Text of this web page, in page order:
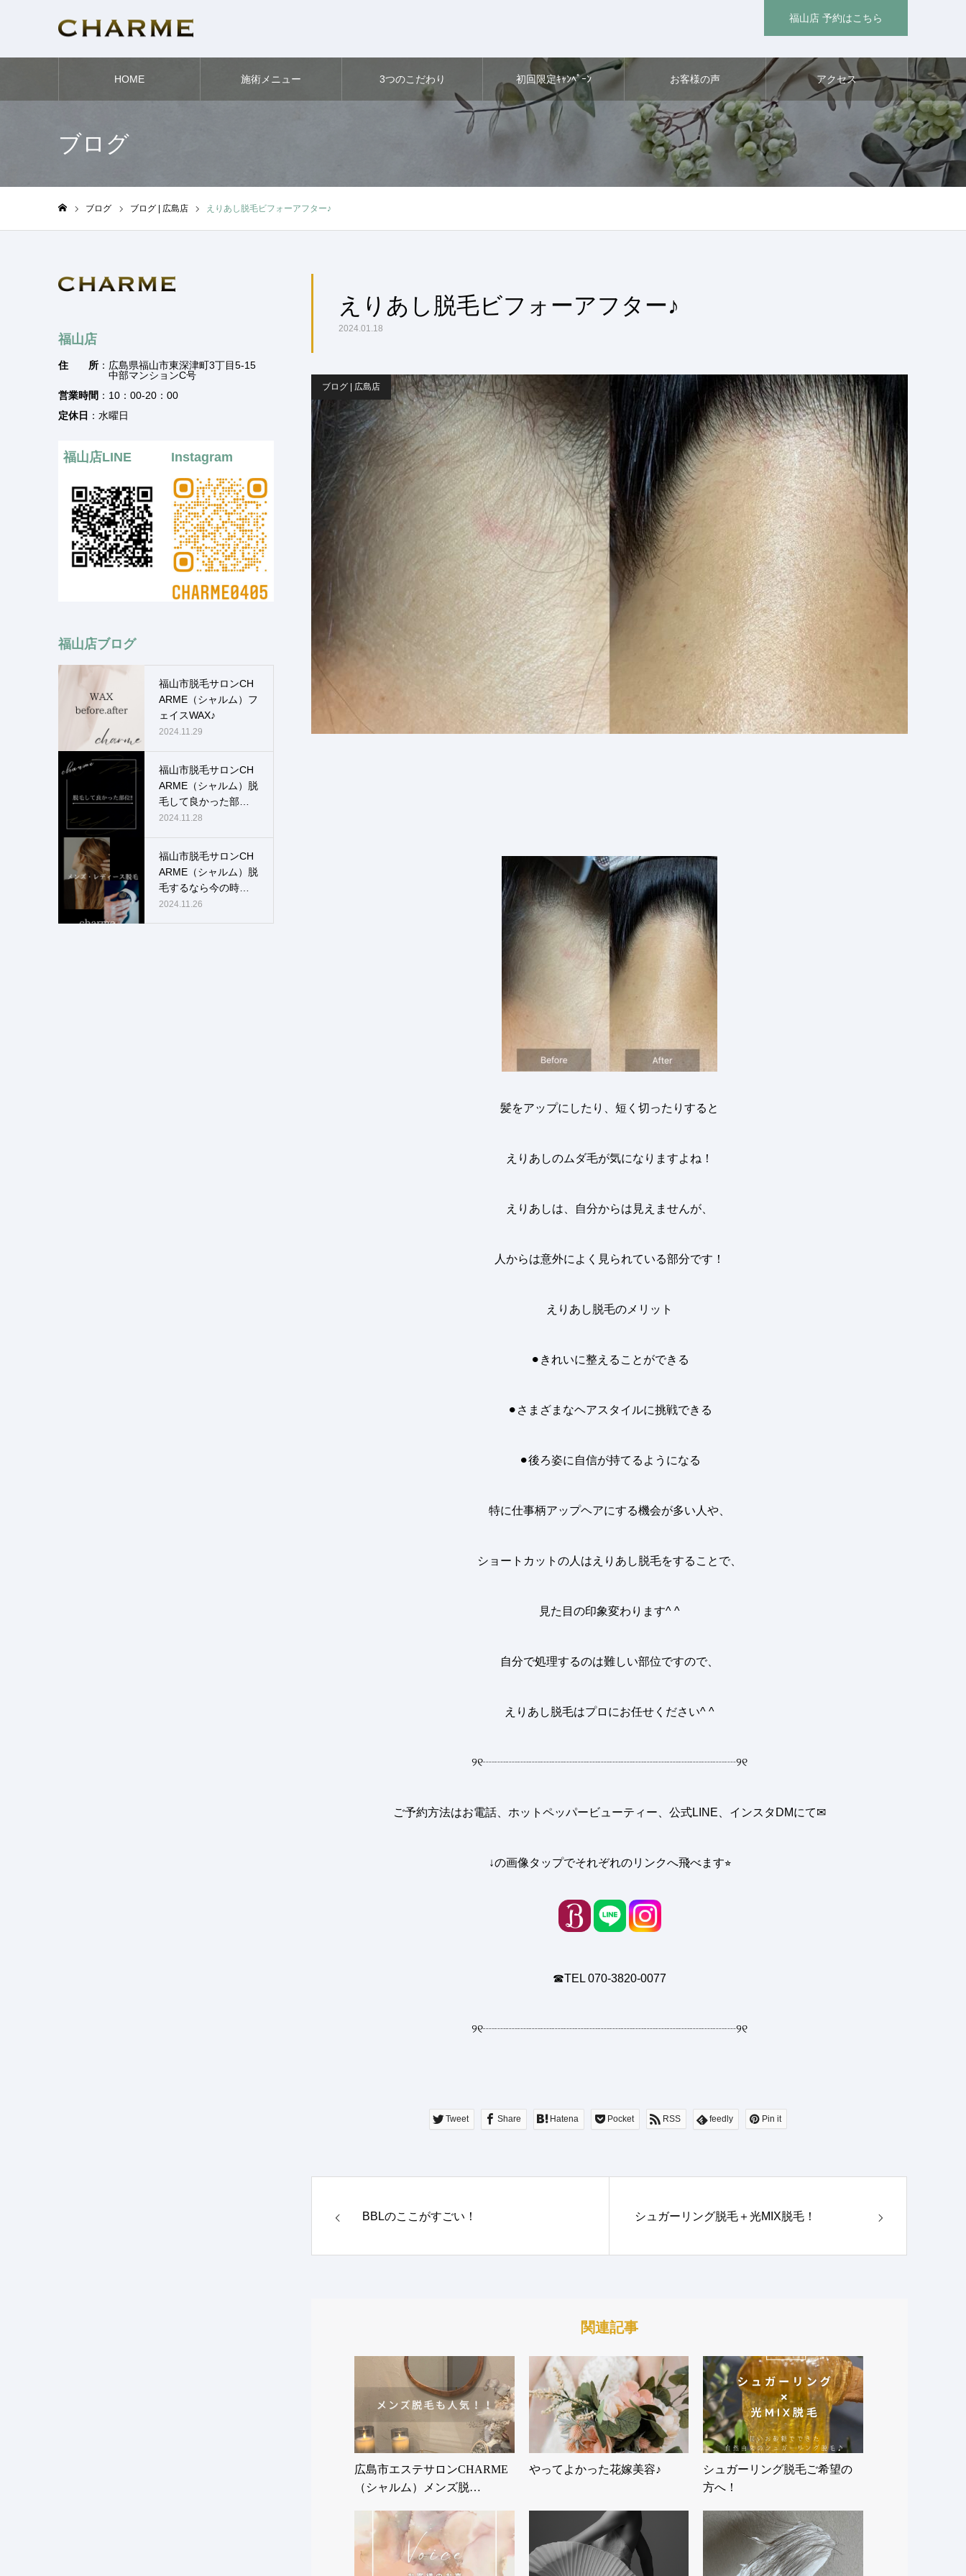
福山店 予約はこちら
HOME 施術メニュー 3つのこだわり 初回限定ｷｬﾝﾍﾟｰﾝ お客様の声 アクセス
ブログ
ブログ ブログ | 広島店 えりあし脱毛ビフォーアフター♪
えりあし脱毛ビフォーアフター♪
2024.01.18
ブログ | 広島店
髪をアップにしたり、短く切ったりすると
えりあしのムダ毛が気になりますよね ！
えりあしは、自分からは見えませんが、
人からは意外によく見られている部分です ！
えりあし脱毛のメリット
⚫︎きれいに整えることができる
⚫︎さまざまなヘアスタイルに挑戦できる
⚫︎後ろ姿に自信が持てるようになる
特に仕事柄アップヘアにする機会が多い人や、
ショートカットの人はえりあし脱毛をすることで、
見た目の印象変わります^ ^
自分で処理するのは難しい部位ですので、
えりあし脱毛はプロにお任せください^ ^
୨୧┈┈┈┈┈┈┈┈┈┈┈┈┈┈┈┈┈┈┈┈┈┈୨୧
ご予約方法はお電話、ホットペッパービューティー、公式LINE、インスタDMにて✉︎
↓の画像タップでそれぞれのリンクへ飛べます⭐︎
☎︎TEL 070-3820-0077
୨୧┈┈┈┈┈┈┈┈┈┈┈┈┈┈┈┈┈┈┈┈┈┈୨୧
Tweet Share Hatena Pocket RSS feedly Pin it
BBLのここがすごい！ シュガーリング脱毛＋光MIX脱毛！
関連記事
広島市エステサロンCHARME
（シャルム）メンズ脱…
やってよかった花嫁美容♪
シュガーリング脱毛ご希望の
方へ！
福山店
住 所 ：広島県福山市東深津町3丁目5-15
中部マンションC号
営業時間 ：10：00-20：00
定休日 ：水曜日
福山店LINE Instagram
福山店ブログ
福山市脱毛サロンCH
ARME（シャルム）フ
ェイスWAX♪
2024.11.29
福山市脱毛サロンCH
ARME（シャルム）脱
毛して良かった部
位！！
2024.11.28
福山市脱毛サロンCH
ARME（シャルム）脱
毛するなら今の時
期！！
2024.11.26